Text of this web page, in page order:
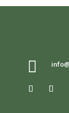
